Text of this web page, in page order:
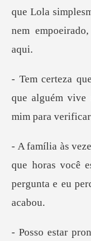
que alguém
que horas você
pe